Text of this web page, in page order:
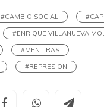
#CAMBIO SOCIAL
#ENRIQUE VILLANUEVA
#MENTIRAS
#REPRESION